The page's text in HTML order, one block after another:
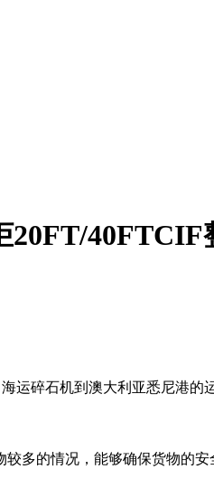
20FT/
碎石机到澳大利亚悉尼港的
多的情况，能够确保货物的